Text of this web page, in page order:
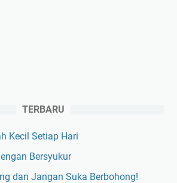
TERBARU
Kecil Setiap Hari
Bersyukur
dan Jangan Suka Berbohong!